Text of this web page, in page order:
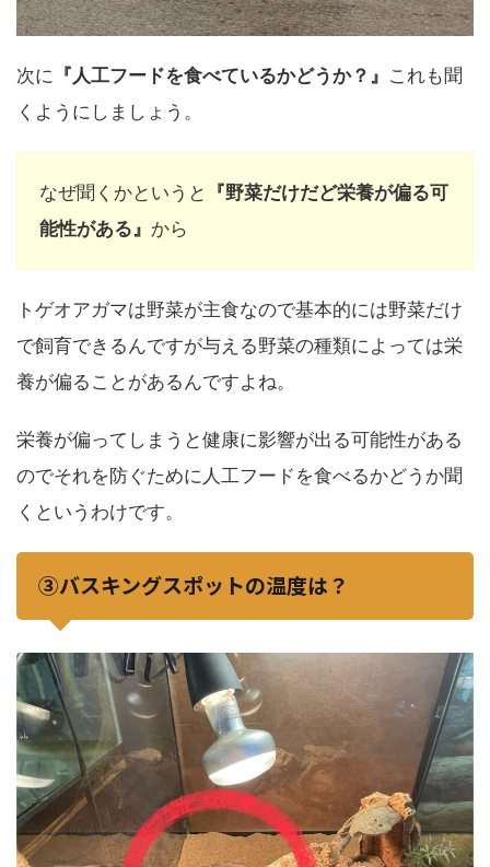
次に 『人工フードを食べているかどうか？』 これも聞
くようにしましょう。
なぜ聞くかというと
『野菜だけだど栄養が偏る可
能性がある』 から
トゲオアガマは野菜が主食なので基本的には野菜だけ
で飼育できるんですが与える野菜の種類によっては栄
養が偏ることがあるんですよね。
栄養が偏ってしまうと健康に影響が出る可能性がある
のでそれを防ぐために人工フードを食べるかどうか聞
くというわけです。
③バスキングスポットの温度は？